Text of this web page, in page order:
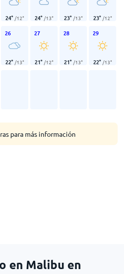
24° /12° 24° /13° 23° /13° 23° /12°
26
22° /13°
27
21° /12°
28
21° /13°
29
22° /13°
para más información
en Malibu en